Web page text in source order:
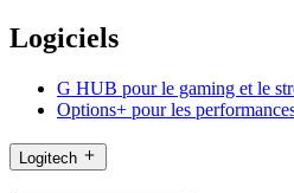
Logiciels
G HUB pour le gaming et le
Options+ pour les
Logitech